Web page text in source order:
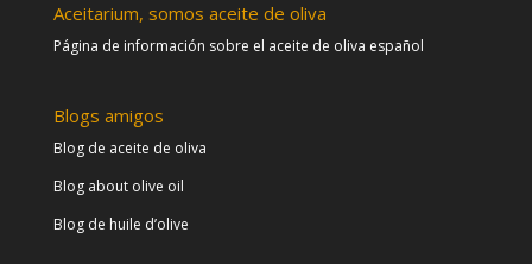
Aceitarium, somos aceite de oliva
Página de información sobre el aceite de oliva español
Blogs amigos
Blog de aceite de oliva
Blog about olive oil
Blog de huile d’olive